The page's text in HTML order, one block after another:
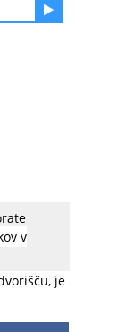
v
da bi vse
ki se
je